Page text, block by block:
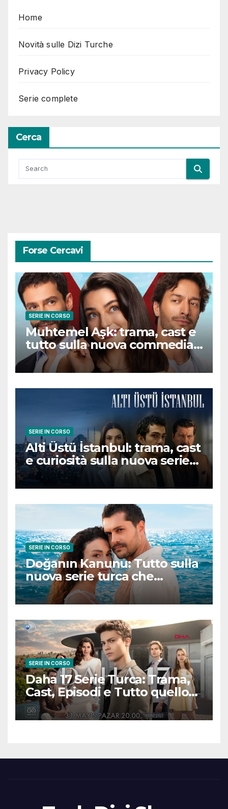
Home
Novità sulle Dizi Turche
Privacy Policy
Serie complete
Cerca
Forse Cercavi
SERIE IN CORSO
Muhtemel Aşk: trama, cast e
tutto sulla nuova commedia
romantica turca che
conquisterà il pubblico
SERIE IN CORSO
Alti Üstü İstanbul: trama, cast
e curiosità sulla nuova serie
turca ambientata a Ziyanker
SERIE IN CORSO
Doğanın Kanunu: Tutto sulla
nuova serie turca che
promette emozioni e colpi di
scena
SERIE IN CORSO
Daha 17 Serie Turca: Trama,
Cast, Episodi e Tutto quello
che Devi Sapere